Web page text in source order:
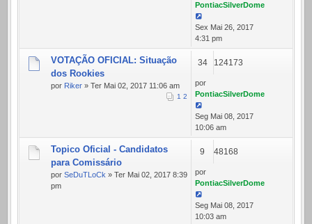
PontiacSilverDome
Sex Mai 26, 2017
4:31 pm
VOTAÇÃO OFICIAL: Situação
dos Rookies
por Riker » Ter Mai 02, 2017 11:06 am
1 2
34 124173
por
PontiacSilverDome
Seg Mai 08, 2017
10:06 am
Topico Oficial - Candidatos
para Comissário
por SeDuTLoCk » Ter Mai 02, 2017 8:39
pm
9 48168
por
PontiacSilverDome
Seg Mai 08, 2017
10:03 am